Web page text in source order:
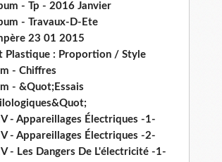
- Tp - 2016 Janvier
- Travaux-D-Ete
23 01 2015
Plastique : Proportion / Style
- Chiffres
- &Quot;Essais
- Appareillages Électriques -1-
- Appareillages Électriques -2-
- Les Dangers De L'électricité -1-